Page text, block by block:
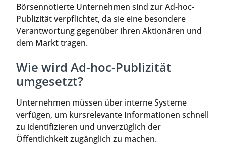
Börsennotierte Unternehmen sind zur Ad-hoc-
Publizität verpflichtet, da sie eine besondere
Verantwortung gegenüber ihren Aktionären und
dem Markt tragen.
Wie wird Ad-hoc-Publizität
umgesetzt?
Unternehmen müssen über interne Systeme
verfügen, um kursrelevante Informationen schnell
zu identifizieren und unverzüglich der
Öffentlichkeit zugänglich zu machen.